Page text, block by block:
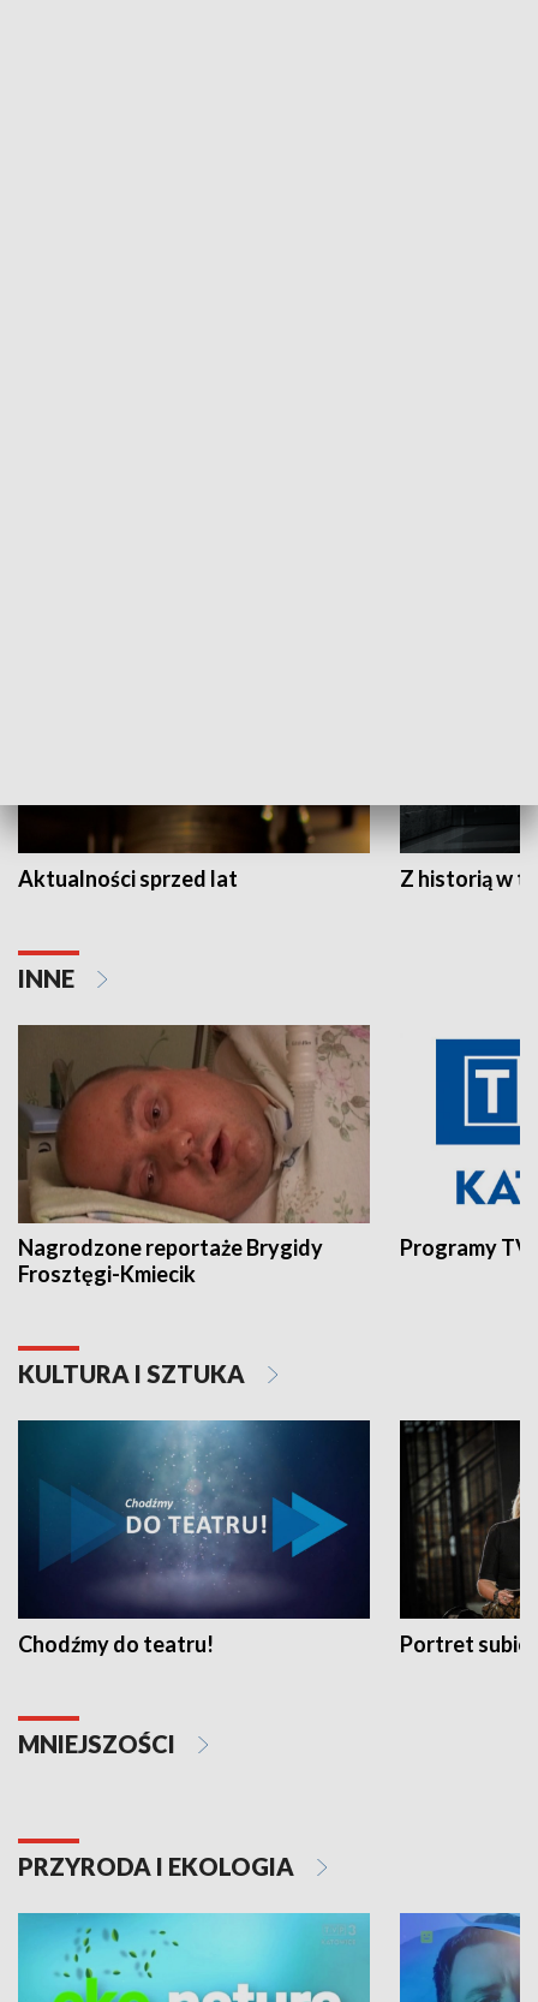
Aktualności sprzed lat Z historią w
INNE
Nagrodzone reportaże Brygidy
Frosztęgi-Kmiecik
Programy
KULTURA I SZTUKA
Chodźmy do teatru! Portret
MNIEJSZOŚCI
PRZYRODA I EKOLOGIA